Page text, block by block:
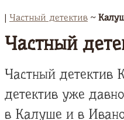
| Частный детектив ~
Частный
Частный детектив
детектив уже
в Калуше и в